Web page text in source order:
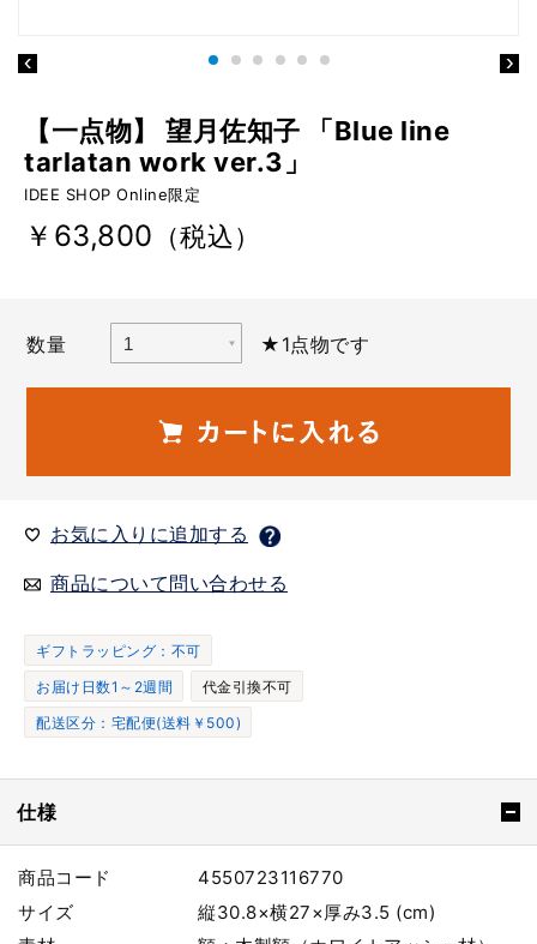
【一点物】 望月佐知子 「Blue line
tarlatan work ver.3」
IDEE SHOP Online限定
￥63,800 （税込）
数量 ★1点物です
お気に入りに追加する
商品について問い合わせる
ギフトラッピング：不可
お届け日数1～2週間
代金引換不可
配送区分：宅配便(送料￥500)
仕様
商品コード
4550723116770
サイズ
縦30.8×横27×厚み3.5 (cm)